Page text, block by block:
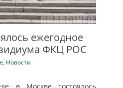
ежегодное
ФКЦ РОС
, Новости
в Москве состоялось